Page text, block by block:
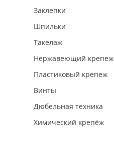
Заклепки
Шпильки
Такелаж
Нержавеющий крепеж
Пластиковый крепеж
Винты
Дюбельная техника
Химический крепёж